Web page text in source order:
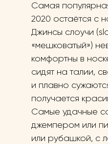
Самая
2020 остаётся с
Джинсы слоучи
«мешковатый»)
комфортны в
сидят на талии,
и плавно
получается
Самые удачные
джемпером или
или рубашкой, с